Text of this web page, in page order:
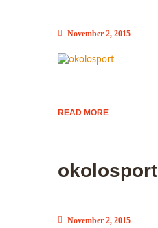
November 2, 2015
READ MORE
okolosport
November 2, 2015